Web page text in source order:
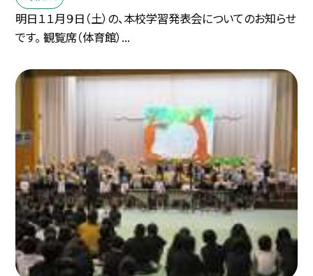
明日１１月９日（土）の、本校学習発表会についてのお知らせ
です。 観覧席（体育館）...